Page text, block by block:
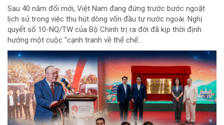
Sau 40 năm đổi mới, Việt Nam đang đứng trước bước ngoặt
lịch sử trong việc thu hút dòng vốn đầu tư nước ngoài. Nghị
quyết số 10-NQ/TW của Bộ Chính trị ra đời đã kịp thời định
hướng một cuộc "cạnh tranh về thể chế...